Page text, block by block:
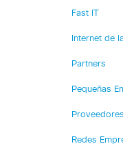
Fast IT
Internet de
Partners
Pequeñas
Redes